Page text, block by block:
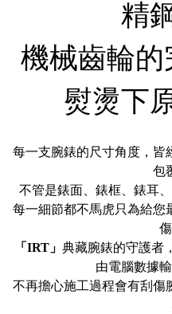
精
機械齒輪
熨燙下
每一支腕錶的尺寸角度，皆
包
不管是錶面、錶框、錶耳
每一細節都不馬虎只為給您
「IRT」 典藏腕錶的守護者
由電腦數據
不再擔心施工過程會有刮傷